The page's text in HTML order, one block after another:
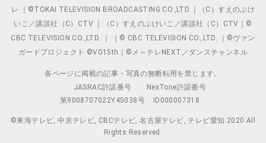
レ ｜©TOKAI TELEVISION BROADCASTING CO.,LTD.｜（C）すえのぶけ
いこ／講談社（C）CTV ｜（C）すえのぶけいこ／講談社（C）CTV｜©
CBC TELEVISION CO.,LTD. ｜ ｜© CBC TELEVISION CO.,LTD. ｜©ヴァン
ガードプロジェクト ©VG15th｜©メ～テレNEXT／ダンスチャンネル
各ページに掲載の記事・写真の無断転用を禁じます。
JASRAC許諾番号
NexTone許諾番号
第9008707022Y45038号
ID000007318
©東海テレビ, 中京テレビ, CBCテレビ, 名古屋テレビ, テレビ愛知 2020 All
Rights Reserved.